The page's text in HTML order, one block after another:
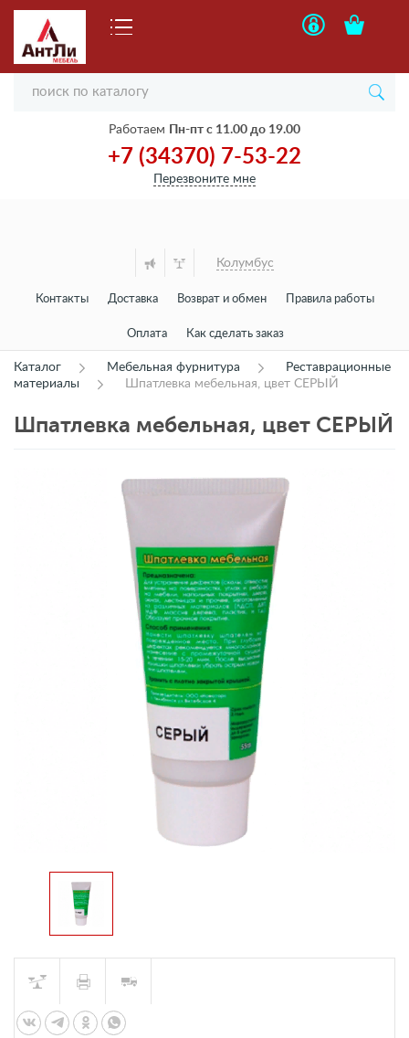
Работаем Пн-пт с 11.00 до 19.00
+7 (34370) 7-53-22
Перезвоните мне
Колумбус
Контакты Доставка Возврат и обмен Правила работы
Оплата Как сделать заказ
Каталог Мебельная фурнитура
Реставрационные
материалы
Шпатлевка мебельная, цвет СЕРЫЙ
Шпатлевка мебельная, цвет СЕРЫЙ